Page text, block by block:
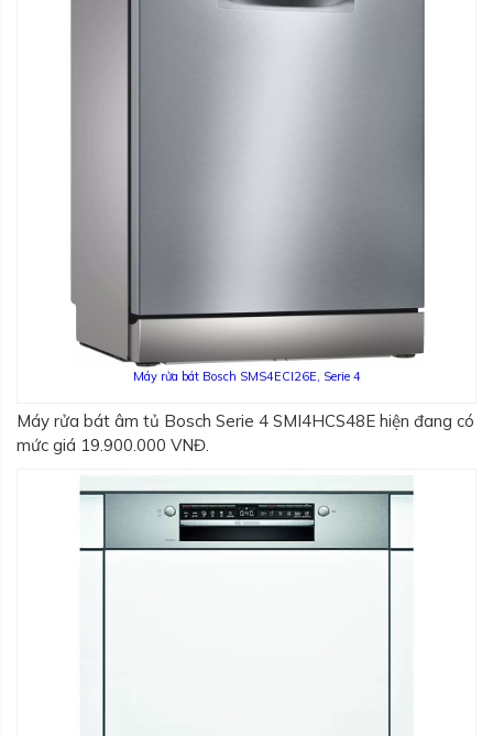
Máy rửa bát Bosch SMS4ECI26E, Serie 4
Máy rửa bát âm tủ Bosch Serie 4 SMI4HCS48E hiện đang có
mức giá 19.900.000 VNĐ.